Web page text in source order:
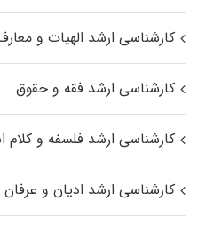
کارشناسی ارشد الهیات و
کارشناسی ارشد فقه و حقوق
کارشناسی ارشد فلسفه و کلام
کارشناسی ارشد ادیان و